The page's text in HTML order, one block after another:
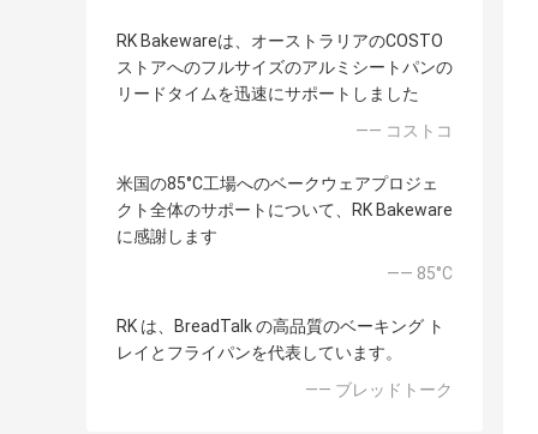
RK Bakewareは、オーストラリアのCOSTO
ストアへのフルサイズのアルミシートパンの
リードタイムを迅速にサポートしました
—— コストコ
米国の85°C工場へのベークウェアプロジェ
クト全体のサポートについて、RK Bakeware
に感謝します
—— 85°C
RK は、BreadTalk の高品質のベーキング ト
レイとフライパンを代表しています。
—— ブレッドトーク